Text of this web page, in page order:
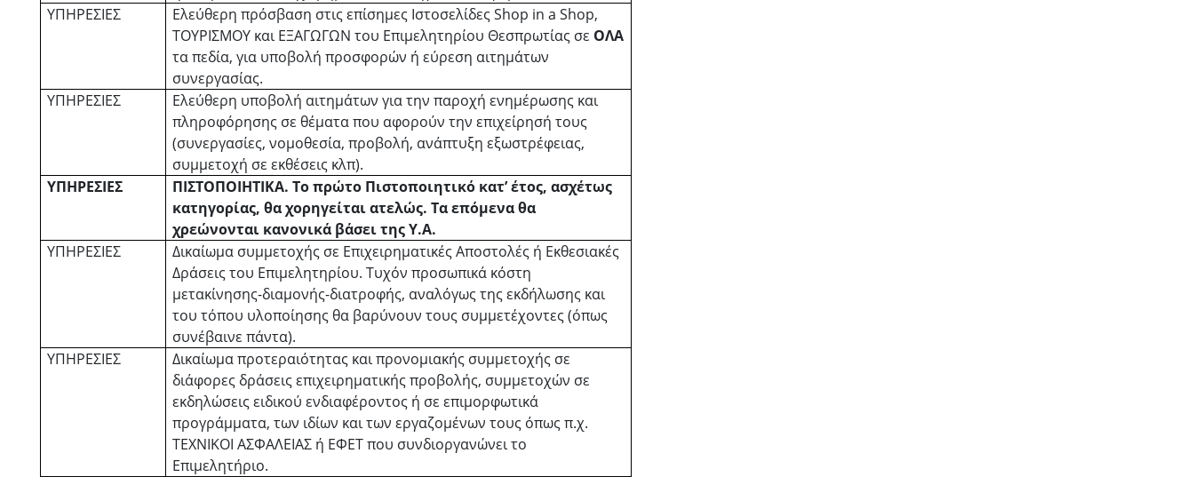
ΥΠΗΡΕΣΙΕΣ
Ελεύθερη πρόσβαση στις επίσημες Ιστοσελίδες Shop in a Shop,
ΤΟΥΡΙΣΜΟΥ και ΕΞΑΓΩΓΩΝ του Επιμελητηρίου Θεσπρωτίας σε ΟΛΑ
τα πεδία, για υποβολή προσφορών ή εύρεση αιτημάτων
συνεργασίας.
ΥΠΗΡΕΣΙΕΣ
Ελεύθερη υποβολή αιτημάτων για την παροχή ενημέρωσης και
πληροφόρησης σε θέματα που αφορούν την επιχείρησή τους
(συνεργασίες, νομοθεσία, προβολή, ανάπτυξη εξωστρέφειας,
συμμετοχή σε εκθέσεις κλπ).
ΥΠΗΡΕΣΙΕΣ
ΠΙΣΤΟΠΟΙΗΤΙΚΑ. Το πρώτο Πιστοποιητικό κατ’ έτος, ασχέτως
κατηγορίας, θα χορηγείται ατελώς. Τα επόμενα θα
χρεώνονται κανονικά βάσει της Υ.Α.
ΥΠΗΡΕΣΙΕΣ
Δικαίωμα συμμετοχής σε Επιχειρηματικές Αποστολές ή Εκθεσιακές
Δράσεις του Επιμελητηρίου. Τυχόν προσωπικά κόστη
μετακίνησης-διαμονής-διατροφής, αναλόγως της εκδήλωσης και
του τόπου υλοποίησης θα βαρύνουν τους συμμετέχοντες (όπως
συνέβαινε πάντα).
ΥΠΗΡΕΣΙΕΣ
Δικαίωμα προτεραιότητας και προνομιακής συμμετοχής σε
διάφορες δράσεις επιχειρηματικής προβολής, συμμετοχών σε
εκδηλώσεις ειδικού ενδιαφέροντος ή σε επιμορφωτικά
προγράμματα, των ιδίων και των εργαζομένων τους όπως π.χ.
ΤΕΧΝΙΚΟΙ ΑΣΦΑΛΕΙΑΣ ή ΕΦΕΤ που συνδιοργανώνει το
Επιμελητήριο.